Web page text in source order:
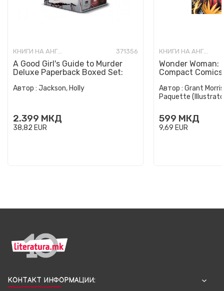
КНИГИ НА АНГЛИСКИ ЈАЗИК 371356
A Good Girl's Guide to Murder
Deluxe Paperback Boxed Set:
Автор : Jackson, Holly
2.399 МКД
38,82 EUR
КНИГИ НА АНГЛИСКИ ЈАЗИК
Wonder Woman:
Compact
Автор : Grant
Paquette
599 МКД
9,69 EUR
КОНТАКТ ИНФОРМАЦИИ: